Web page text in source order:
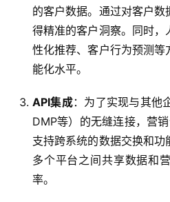
的客户数据。通过对客户
得精准的客户洞察。同时
性化推荐、客户行为预测
能化水平。
API集成：为了实现与其他
DMP等）的无缝连接，营
支持跨系统的数据交换和
多个平台之间共享数据和
率。